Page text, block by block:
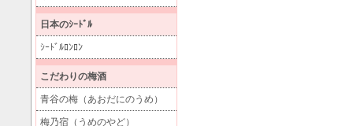
日本のｼｰﾄﾞﾙ
ｼｰﾄﾞﾙﾛﾝﾛﾝ
こだわりの梅酒
青谷の梅（あおだにのうめ）
梅乃宿（うめのやど）